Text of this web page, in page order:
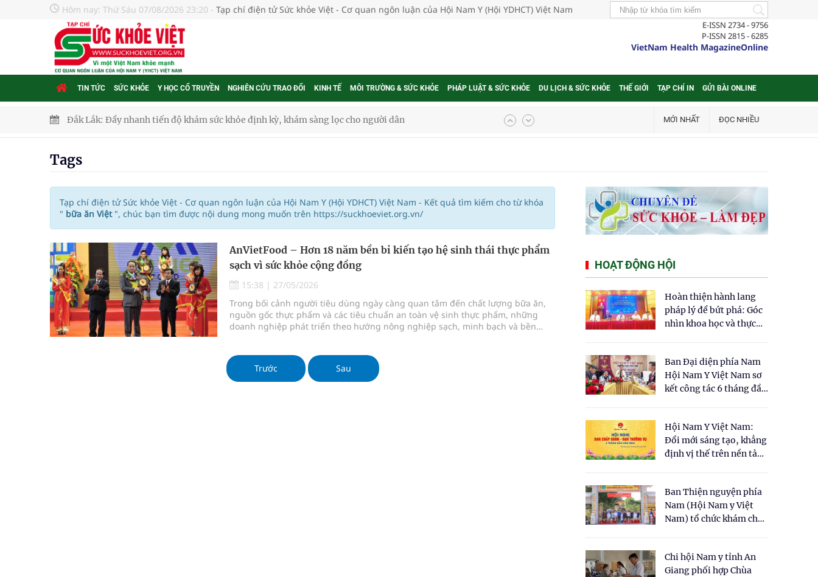
Hôm nay: Thứ Sáu 07/08/2026 23:20 - Tạp chí điện tử Sức khỏe Việt - Cơ quan ngôn luận của Hội Nam Y (Hội YDHCT) Việt Nam
E-ISSN 2734 - 9756
P-ISSN 2815 - 6285
VietNam Health MagazineOnline
TIN TỨC SỨC KHỎE Y HỌC CỔ TRUYỀN NGHIÊN CỨU TRAO ĐỔI KINH TẾ MÔI TRƯỜNG & SỨC KHỎE PHÁP LUẬT & SỨC KHỎE DU LỊCH & SỨC KHỎE THẾ GIỚI TẠP CHÍ IN GỬI BÀI ONLINE
Đắk Lắk: Đẩy nhanh tiến độ khám sức khỏe định kỳ, khám sàng lọc cho người dân
Nhiều lợi thế để nâng chất lượng y tế
Vương Thành Công: Khi việc học bắt đầu từ trải nghiệm thực tế
Chấn chỉnh hoạt động kinh doanh dược liệu
Súp lơ xanh mang đến hy vọng mới trong phòng ngừa ung thư
Tác Dụng Chống Kết Tập Tiểu Cầu Và Chống Đông Máu Của Các Loài Nhân Sâm (Panax Spp.): Tổng
Quan Bằng Chứng Dược Lý Và Cơ Chế Phân Tử
Xây dựng bản đồ mạng lưới cấp cứu ngoại viện toàn quốc
MỚI NHẤT ĐỌC NHIỀU
Tags
Tạp chí điện tử Sức khỏe Việt - Cơ quan ngôn luận của Hội Nam Y (Hội YDHCT) Việt Nam - Kết quả tìm kiếm cho từ khóa
" bữa ăn Việt ", chúc bạn tìm được nội dung mong muốn trên https://suckhoeviet.org.vn/
AnVietFood – Hơn 18 năm bền bỉ kiến tạo hệ sinh thái thực phẩm
sạch vì sức khỏe cộng đồng
15:38 | 27/05/2026
Trong bối cảnh người tiêu dùng ngày càng quan tâm đến chất lượng bữa ăn,
nguồn gốc thực phẩm và các tiêu chuẩn an toàn vệ sinh thực phẩm, những
doanh nghiệp phát triển theo hướng nông nghiệp sạch, minh bạch và bền
Trước Sau
HOẠT ĐỘNG HỘI
Hoàn thiện hành lang
pháp lý để bứt phá: Góc
nhìn khoa học và thực
cho Luật Y dược cổ
truyền Việt Nam"
Ban Đại diện phía Nam
Hội Nam Y Việt Nam sơ
kết công tác 6 tháng đầu
Hội Nam Y Việt Nam:
Đổi mới sáng tạo, khẳng
định vị thế trên nền tảng
Ban Thiện nguyện phía
Nam (Hội Nam y Việt
Nam) tổ chức khám chữa
dân tại xã Tân Tập
Chi hội Nam y tỉnh An
Giang phối hợp Chùa